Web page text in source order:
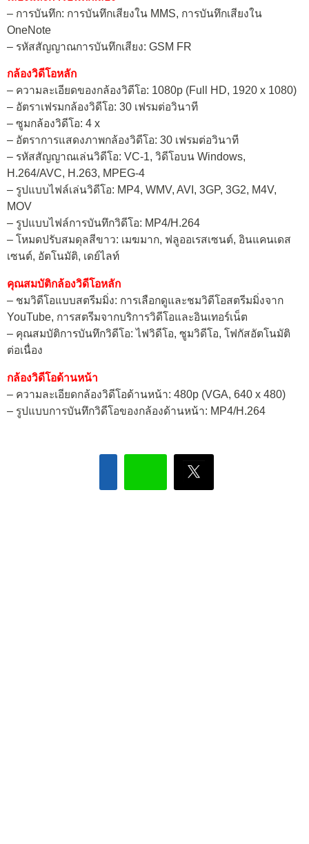
– การบันทึก: การบันทึกเสียงใน MMS, การบันทึกเสียงใน
OneNote
– รหัสสัญญาณการบันทึกเสียง: GSM FR
กล้องวิดีโอหลัก
– ความละเอียดของกล้องวิดีโอ: 1080p (Full HD, 1920 x 1080)
– อัตราเฟรมกล้องวิดีโอ: 30 เฟรมต่อวินาที
– ซูมกล้องวิดีโอ: 4 x
– อัตราการแสดงภาพกล้องวิดีโอ: 30 เฟรมต่อวินาที
– รหัสสัญญาณเล่นวิดีโอ: VC-1, วิดีโอบน Windows,
H.264/AVC, H.263, MPEG-4
– รูปแบบไฟล์เล่นวิดีโอ: MP4, WMV, AVI, 3GP, 3G2, M4V,
MOV
– รูปแบบไฟล์การบันทึกวิดีโอ: MP4/H.264
– โหมดปรับสมดุลสีขาว: เมฆมาก, ฟลูออเรสเซนต์, อินแคนเดส
เซนต์, อัตโนมัติ, เดย์ไลท์
คุณสมบัติกล้องวิดีโอหลัก
– ชมวิดีโอแบบสตรีมมิ่ง: การเลือกดูและชมวิดีโอสตรีมมิ่งจาก
YouTube, การสตรีมจากบริการวิดีโอและอินเทอร์เน็ต
– คุณสมบัติการบันทึกวิดีโอ: ไฟวิดีโอ, ซูมวิดีโอ, โฟกัสอัตโนมัติ
ต่อเนื่อง
กล้องวิดีโอด้านหน้า
– ความละเอียดกล้องวิดีโอด้านหน้า: 480p (VGA, 640 x 480)
– รูปแบบการบันทึกวิดีโอของกล้องด้านหน้า: MP4/H.264